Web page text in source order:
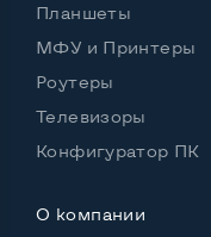
Планшеты
МФУ и Принтеры
Роутеры
Телевизоры
Конфигуратор ПК
О компании